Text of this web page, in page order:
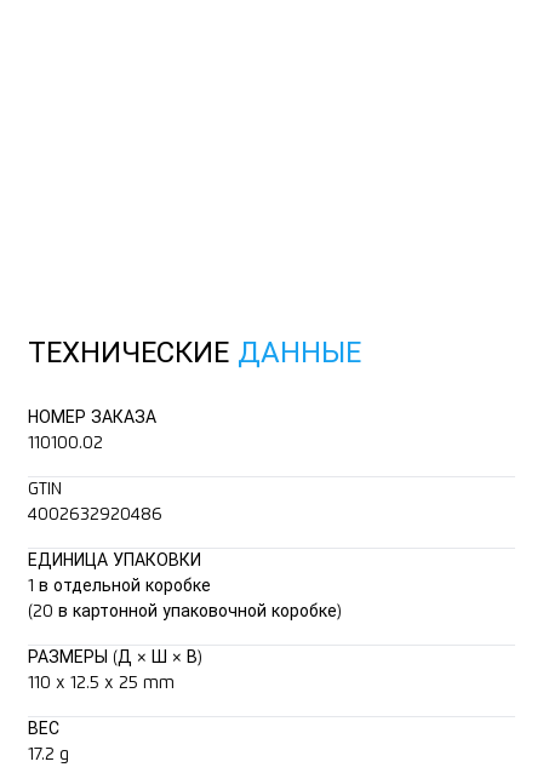
ТЕХНИЧЕСКИЕ ДАННЫЕ
НОМЕР ЗАКАЗА
110100.02
GTIN
4002632920486
ЕДИНИЦА УПАКОВКИ
1 в отдельной коробке
(20 в картонной упаковочной коробке)
РАЗМЕРЫ (Д × Ш × В)
110 x 12.5 x 25 mm
ВЕС
17.2 g